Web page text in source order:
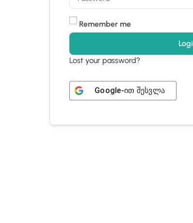
Remember me
Lost your password?
Google-ით შესვლა